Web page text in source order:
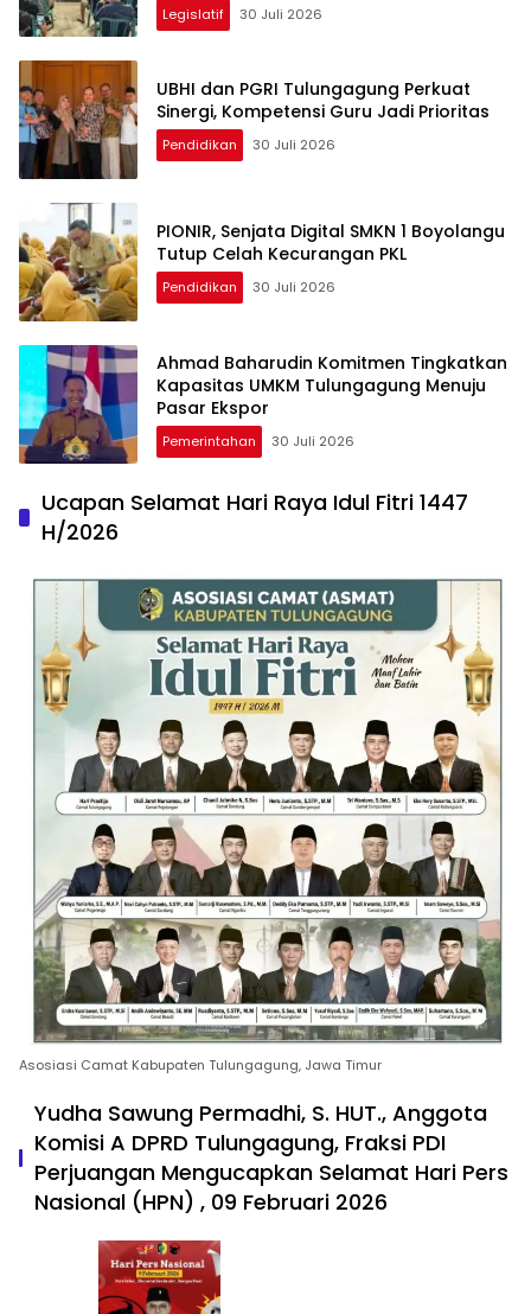
Legislatif 30 Juli 2026
UBHI dan PGRI Tulungagung Perkuat
Sinergi, Kompetensi Guru Jadi Prioritas
Pendidikan 30 Juli 2026
PIONIR, Senjata Digital SMKN 1 Boyolangu
Tutup Celah Kecurangan PKL
Pendidikan 30 Juli 2026
Ahmad Baharudin Komitmen Tingkatkan
Kapasitas UMKM Tulungagung Menuju
Pasar Ekspor
Pemerintahan 30 Juli 2026
Ucapan Selamat Hari Raya Idul Fitri 1447
H/2026
Asosiasi Camat Kabupaten Tulungagung, Jawa Timur
Yudha Sawung Permadhi, S. HUT., Anggota
Komisi A DPRD Tulungagung, Fraksi PDI
Perjuangan Mengucapkan Selamat Hari Pers
Nasional (HPN) , 09 Februari 2026